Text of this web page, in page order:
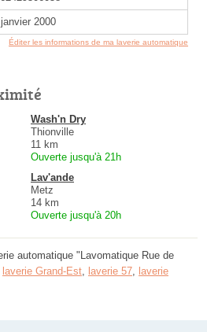
2000
Éditer les informations de ma laverie automatique
Wash'n Dry
Thionville
11 km
Ouverte jusqu'à 21h
Lav'ande
Metz
14 km
Ouverte jusqu'à 20h
automatique "Lavomatique Rue de
laverie Grand-Est laverie 57
laverie